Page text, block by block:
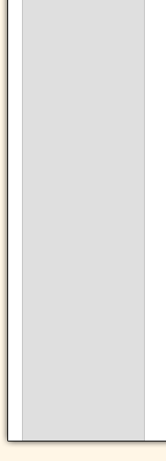
Navigation